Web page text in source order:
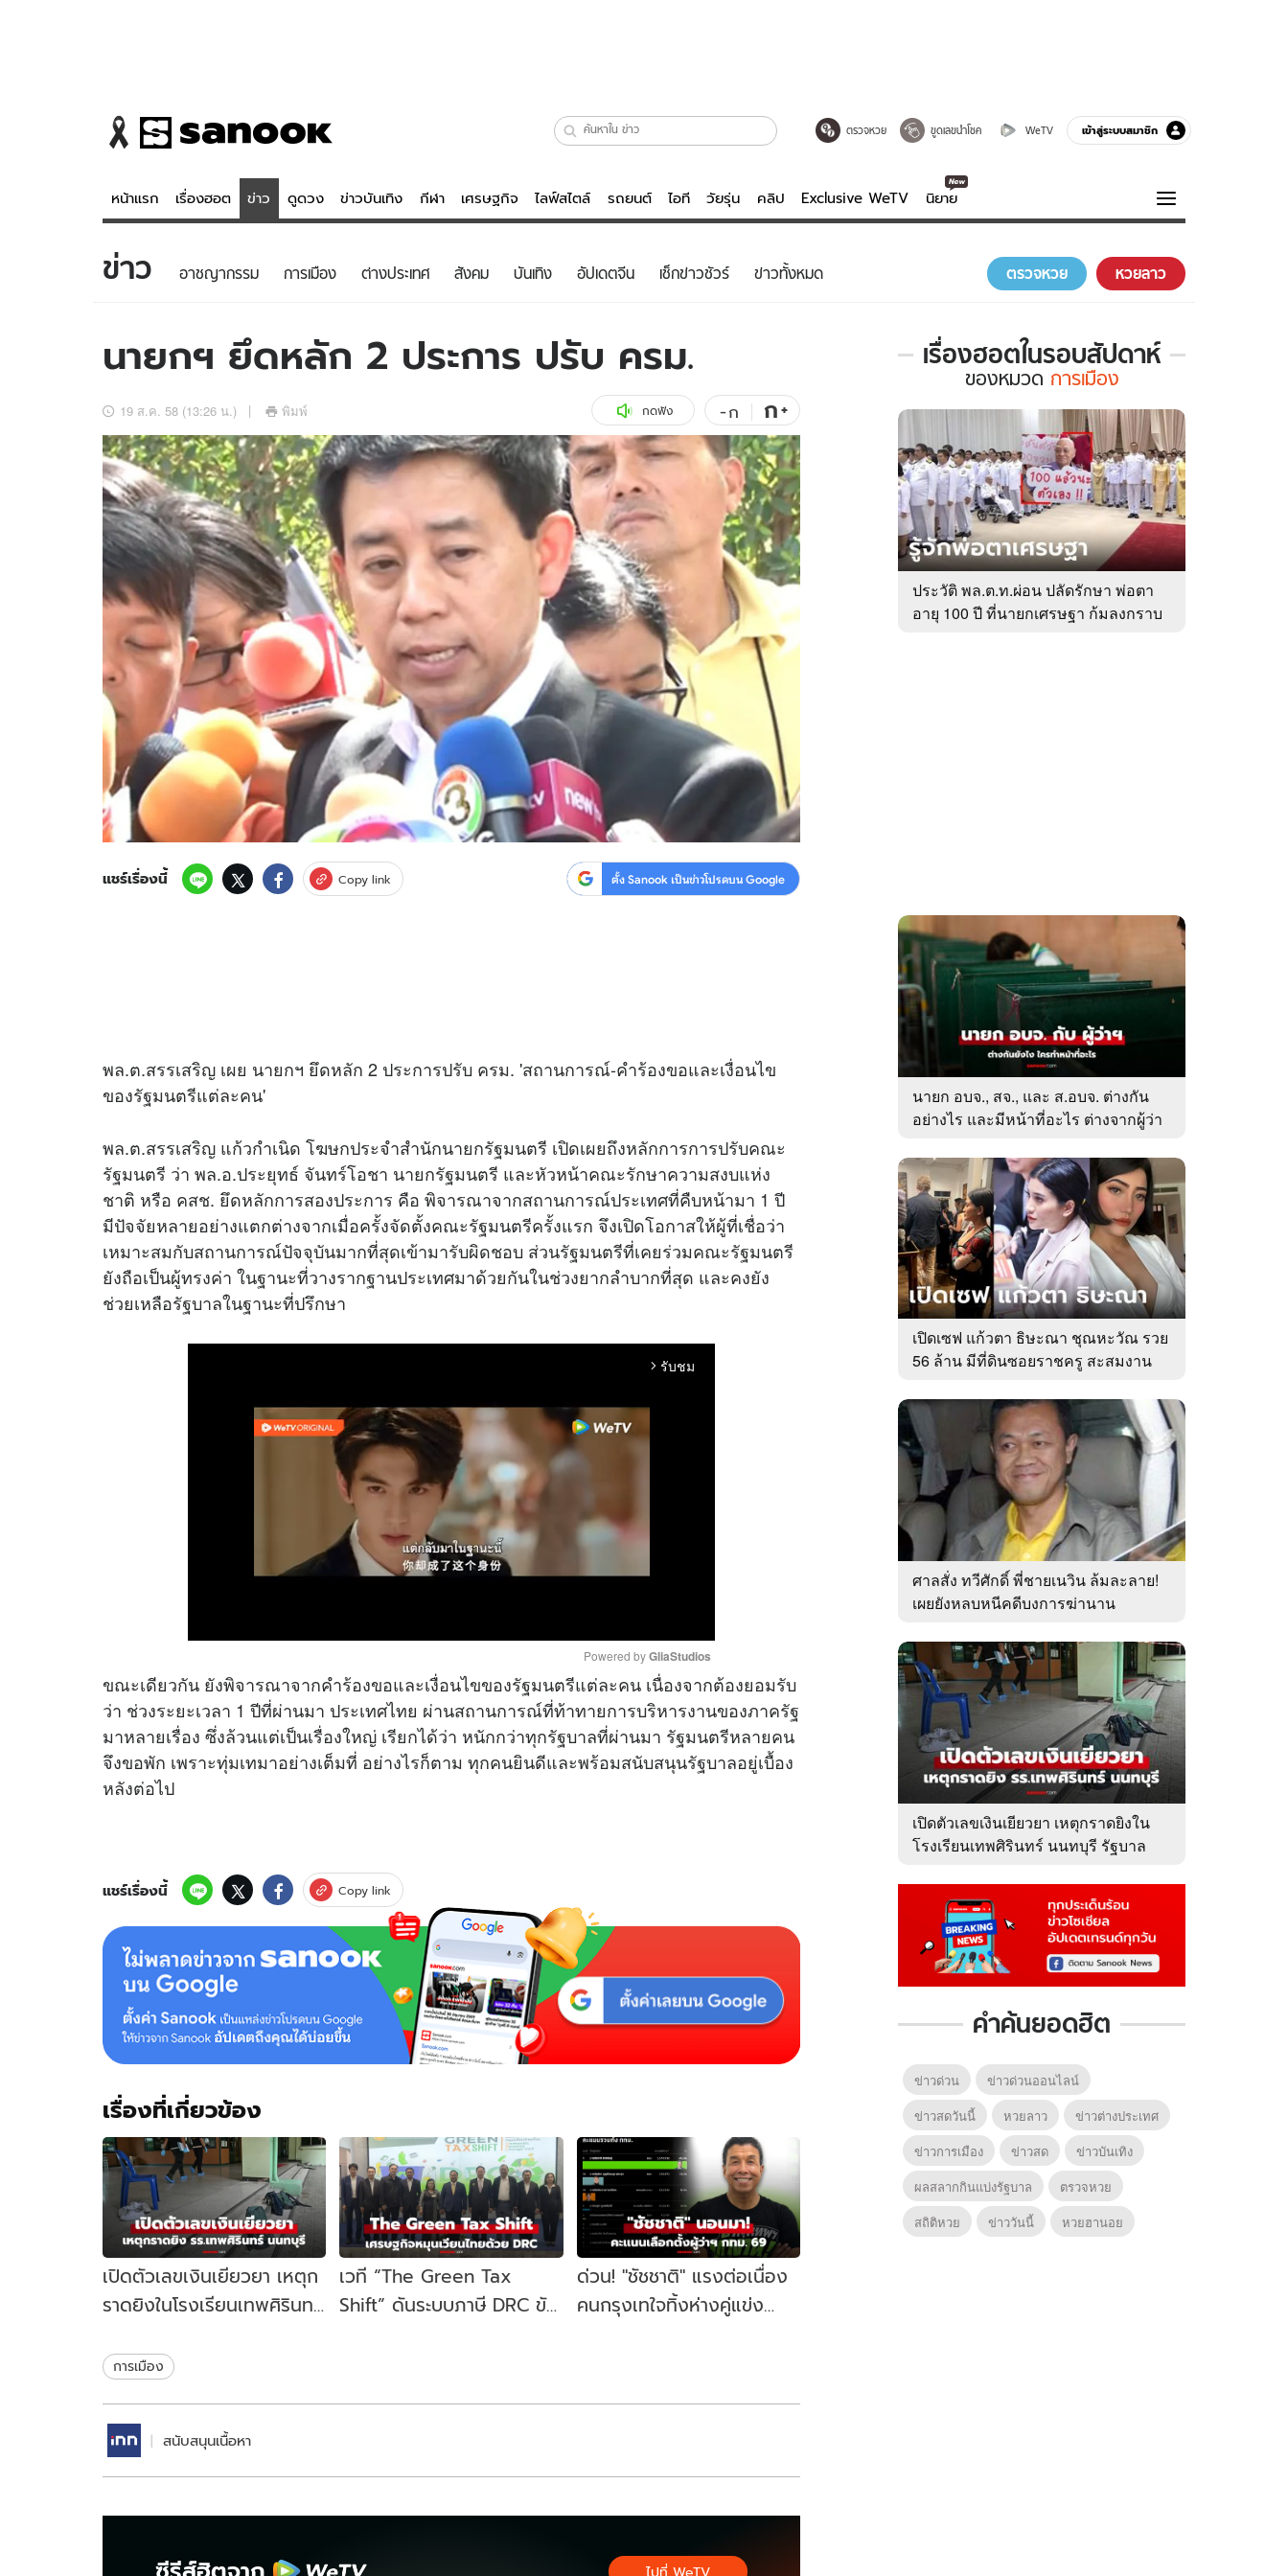
ตรวจหวย ขูดเลขนำโชค WeTV เข้าสู่ระบบสมาชิก
หน้าแรก เรื่องฮอต ข่าว ดูดวง ข่าวบันเทิง กีฬา เศรษฐกิจ ไลฟ์สไตล์ รถยนต์ ไอที วัยรุ่น คลิป Exclusive WeTV นิยาย
ข่าว
ข่าวบันเทิง
อัปเดตจีน
เช็กข่าวชัวร์
ดูดวง - ตรวจหวย
สถิติหวยไทย
ไลฟ์สไตล์
วัยรุ่น
รถยนต์
สุขภาพ
เที่ยว-กิน
Tasteful Thailand
Sanook Choice
บันเทิงครบรส
คลิป
พอดแคสต์
ดูทีวี
WeTV
Exclusive WeTV
นิยาย
ความรู้รอบตัว
ฮาวทู
ดาวน์โหลดสนุกแอปฟรี ติดตามสนุกโซเชียลได้ที่
สงวนลิขสิทธิ์ ©2569บริษัท อิมเมจ ฟิวเจอร์ (ประเทศไทย) จำกัด
ข่าว อาชญากรรม การเมือง ต่างประเทศ สังคม บันเทิง อัปเดตจีน เช็กข่าวชัวร์ ข่าวทั้งหมด ตรวจหวย หวยลาว
นายกฯ ยึดหลัก 2 ประการ ปรับ ครม.
19 ส.ค. 58 (13:26 น.) พิมพ์ กดฟัง -ก ก+
แชร์เรื่องนี้ Copy link ตั้ง Sanook เป็นข่าวโปรดบน Google
พล.ต.สรรเสริญ เผย นายกฯ ยึดหลัก 2 ประการปรับ ครม. 'สถานการณ์-คำร้องขอและเงื่อนไข
ของรัฐมนตรีแต่ละคน'
พล.ต.สรรเสริญ แก้วกำเนิด โฆษกประจำสำนักนายกรัฐมนตรี เปิดเผยถึงหลักการการปรับคณะ
รัฐมนตรี ว่า พล.อ.ประยุทธ์ จันทร์โอชา นายกรัฐมนตรี และหัวหน้าคณะรักษาความสงบแห่ง
ชาติ หรือ คสช. ยึดหลักการสองประการ คือ พิจารณาจากสถานการณ์ประเทศที่คืบหน้ามา 1 ปี
มีปัจจัยหลายอย่างแตกต่างจากเมื่อครั้งจัดตั้งคณะรัฐมนตรีครั้งแรก จึงเปิดโอกาสให้ผู้ที่เชื่อว่า
เหมาะสมกับสถานการณ์ปัจจุบันมากที่สุดเข้ามารับผิดชอบ ส่วนรัฐมนตรีที่เคยร่วมคณะรัฐมนตรี
ยังถือเป็นผู้ทรงค่า ในฐานะที่วางรากฐานประเทศมาด้วยกันในช่วงยากลำบากที่สุด และคงยัง
ช่วยเหลือรัฐบาลในฐานะที่ปรึกษา
arrow_forward_ios รับชม
M
u
t
Powered by GliaStudios
ขณะเดียวกัน ยังพิจารณาจากคำร้องขอและเงื่อนไขของรัฐมนตรีแต่ละคน เนื่องจากต้องยอมรับ
ว่า ช่วงระยะเวลา 1 ปีที่ผ่านมา ประเทศไทย ผ่านสถานการณ์ที่ท้าทายการบริหารงานของภาครัฐ
มาหลายเรื่อง ซึ่งล้วนแต่เป็นเรื่องใหญ่ เรียกได้ว่า หนักกว่าทุกรัฐบาลที่ผ่านมา รัฐมนตรีหลายคน
จึงขอพัก เพราะทุ่มเทมาอย่างเต็มที่ อย่างไรก็ตาม ทุกคนยินดีและพร้อมสนับสนุนรัฐบาลอยู่เบื้อง
หลังต่อไป
แชร์เรื่องนี้ Copy link
เรื่องที่เกี่ยวข้อง
เปิดตัวเลขเงินเยียวยา เหตุก
ราดยิงในโรงเรียนเทพศิรินทร์
เวที “The Green Tax
Shift” ดันระบบภาษี DRC ขับ
ด่วน! "ชัชชาติ" แรงต่อเนื่อง
คนกรุงเทใจทิ้งห่างคู่แข่ง
การเมือง
สนับสนุนเนื้อหา
เรื่องฮอตในรอบสัปดาห์
เรื่อง
ใน
สัปดาห์
ของ
หมวด
การเมือง
ของหมวด การเมือง
ประวัติ พล.ต.ท.ผ่อน ปลัดรักษา พ่อตา
อายุ 100 ปี ที่นายกเศรษฐา ก้มลงกราบ
นายก อบจ., สจ., และ ส.อบจ. ต่างกัน
อย่างไร และมีหน้าที่อะไร ต่างจากผู้ว่า
เปิดเซฟ แก้วตา ธิษะณา ชุณหะวัณ รวย
56 ล้าน มีที่ดินซอยราชครู สะสมงาน
ศาลสั่ง ทวีศักดิ์ พี่ชายเนวิน ล้มละลาย!
เผยยังหลบหนีคดีบงการฆ่านาน
เปิดตัวเลขเงินเยียวยา เหตุกราดยิงใน
โรงเรียนเทพศิรินทร์ นนทบุรี รัฐบาล
คำค้นยอดฮิต
ข่าวด่วน
ข่าวด่วนออนไลน์
ข่าวสดวันนี้
หวยลาว
ข่าวต่างประเทศ
ข่าวการเมือง
ข่าวสด
ข่าวบันเทิง
ผลสลากกินแบ่งรัฐบาล
ตรวจหวย
สถิติหวย
ข่าววันนี้ หวยฮานอย